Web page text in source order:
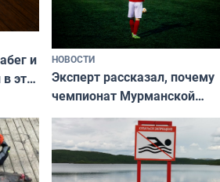
и
эти
НОВОСТИ
Эксперт рассказал, почему
чемпионат Мурманской
области по футболу остался
незамеченным